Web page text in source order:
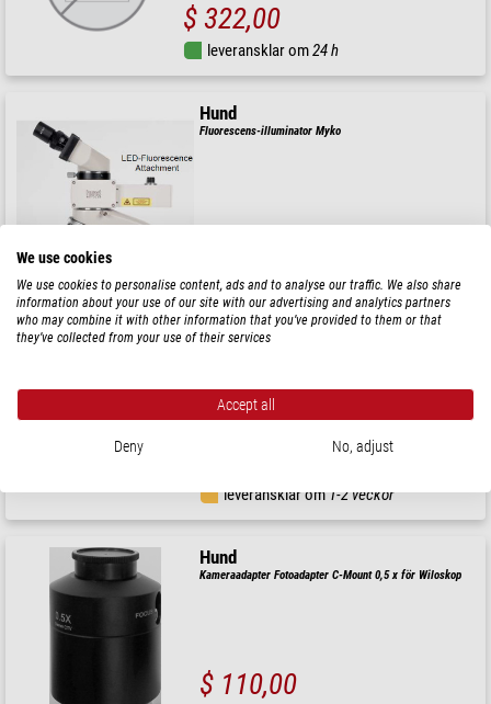
$ 322,00
leveransklar om24 h
Hund
Fluorescens-illuminator Myko
Hund
leveransklar om1-2 veckor
Hund
Kameraadapter Fotoadapter C-Mount 0,5 x för Wiloskop
$ 110,00
We use cookies
We use cookies to personalise content, ads and to analyse our traffic. We also share
information about your use of our site with our advertising and analytics partners
who may combine it with other information that you’ve provided to them or that
they’ve collected from your use of their services
Accept all
Deny No, adjust